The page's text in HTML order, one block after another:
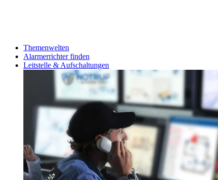
Themenwelten
Alarmerrichter finden
Leitstelle & Aufschaltungen